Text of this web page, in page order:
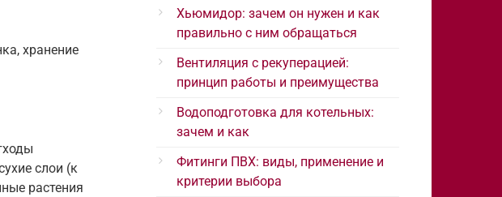
хранение
слои (к
растения
Хьюмидор: зачем он нужен и как
правильно с ним обращаться
Вентиляция с рекуперацией:
принцип работы и преимущества
Водоподготовка для котельных:
зачем и как
Фитинги ПВХ: виды, применение и
критерии выбора